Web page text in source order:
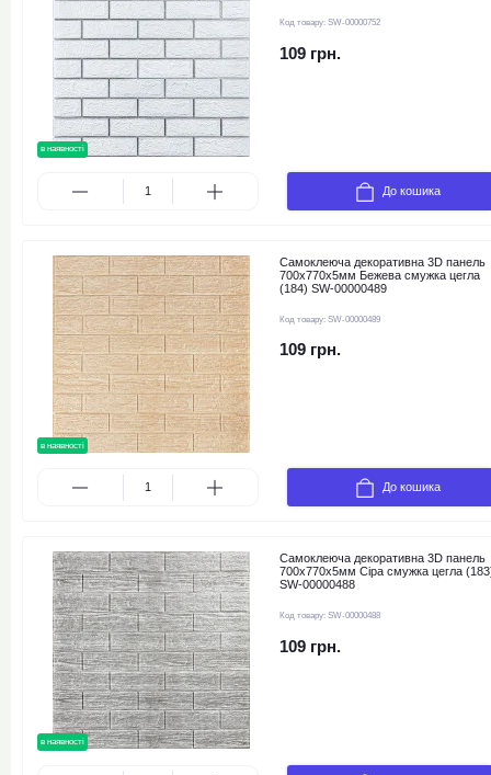
в наявності
Код товару: SW-00000752
109 грн.
До кошика
в наявності
Самоклеюча декоративна 3D панель
700х770х5мм Бежева смужка цегла
(184) SW-00000489
Код товару: SW-00000489
109 грн.
До кошика
в наявності
Самоклеюча декоративна 3D панель
700х770х5мм Сіра смужка цегла
SW-00000488
Код товару: SW-00000488
109 грн.